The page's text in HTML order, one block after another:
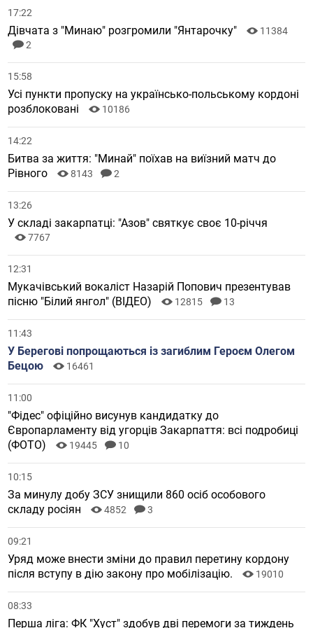
17:22
Дівчата з "Минаю" розгромили "Янтарочку"
11384
2
15:58
Усі пункти пропуску на українсько-польському кордоні
розблоковані
10186
14:22
Битва за життя: "Минай" поїхав на виїзний матч до
Рівного
8143 2
13:26
У складі закарпатці: "Азов" святкує своє 10-річчя
7767
12:31
Мукачівський вокаліст Назарій Попович презентував
пісню "Білий янгол" (ВІДЕО)
12815 13
11:43
У Берегові попрощаються із загиблим Героєм Олегом
Бецою
16461
11:00
"Фідес" офіційно висунув кандидатку до
Європарламенту від угорців Закарпаття: всі подробиці
(ФОТО)
19445 10
10:15
За минулу добу ЗСУ знищили 860 осіб особового
складу росіян
4852 3
09:21
Уряд може внести зміни до правил перетину кордону
після вступу в дію закону про мобілізацію.
19010
08:33
Перша ліга: ФК "Хуст" здобув дві перемоги за тиждень